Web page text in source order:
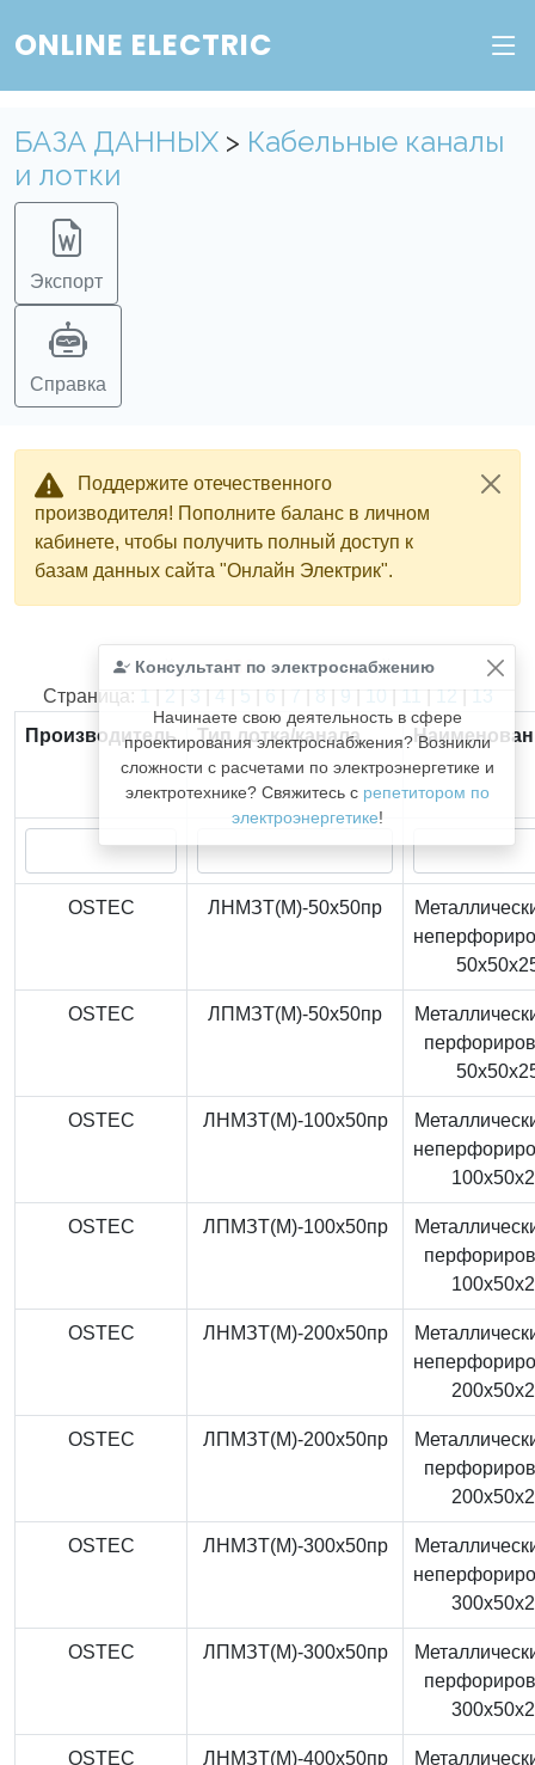
ONLINE ELECTRIC
БАЗА ДАННЫХ > Кабельные каналы
и лотки
Экспорт
Справка
Поддержите отечественного
производителя! Пополните баланс в личном
кабинете, чтобы получить полный доступ к
базам данных сайта "Онлайн Электрик".
Консультант по электроснабжению
Начинаете свою деятельность в сфере
проектирования электроснабжения? Возникли
сложности с расчетами по электроэнергетике и
электротехнике? Свяжитесь с репетитором по
электроэнергетике!
Найдено366из366записей.
Страница: 1 | 2 | 3 | 4 | 5 | 6 | 7 | 8 | 9 | 10 | 11 | 12 | 13
Производитель
Тип лотка/канала
OSTEC ЛНМЗТ(М)-50x50пр
OSTEC ЛПМЗТ(М)-50x50пр
OSTEC ЛНМЗТ(М)-100x50пр
OSTEC ЛПМЗТ(М)-100x50пр
OSTEC ЛНМЗТ(М)-200x50пр
OSTEC ЛПМЗТ(М)-200x50пр
OSTEC ЛНМЗТ(М)-300x50пр
OSTEC ЛПМЗТ(М)-300x50пр
OSTEC ЛНМЗТ(М)-400x50пр
Электрик" без ограничений.